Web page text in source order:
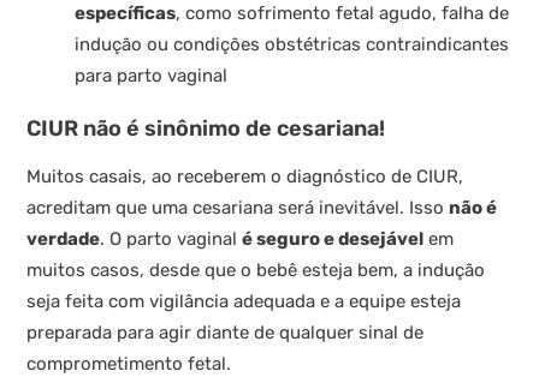
específicas, como sofrimento fetal agudo, falha de
indução ou condições obstétricas contraindicantes
para parto vaginal
CIUR não é sinônimo de cesariana!
Muitos casais, ao receberem o diagnóstico de CIUR,
acreditam que uma cesariana será inevitável. Issonão é
verdade. O parto vaginalé seguro e desejável em
muitos casos, desde que o bebê esteja bem, a indução
seja feita com vigilância adequada e a equipe esteja
preparada para agir diante de qualquer sinal de
comprometimento fetal.